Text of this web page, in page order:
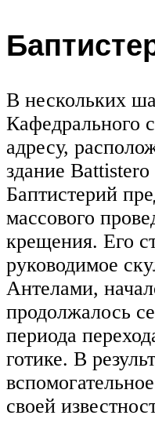
В нескольких
Кафедрального
адресу,
здание
Баптистерий
массового
крещения. Его
руководимое
Антелами,
продолжалось
периода
готике. В
своей